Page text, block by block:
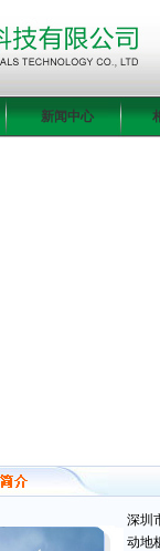
新闻中心
深圳
动地